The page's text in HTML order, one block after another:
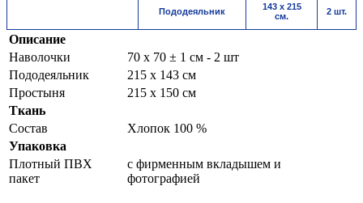
Пододеяльник
143 х 215
см.
2 шт.
Описание
Наволочки
70 х 70 ± 1 см - 2 шт
Пододеяльник
215 х 143 см
Простыня
215 х 150 см
Ткань
Состав
Хлопок 100 %
Упаковка
Плотный ПВХ
пакет
с фирменным вкладышем и
фотографией